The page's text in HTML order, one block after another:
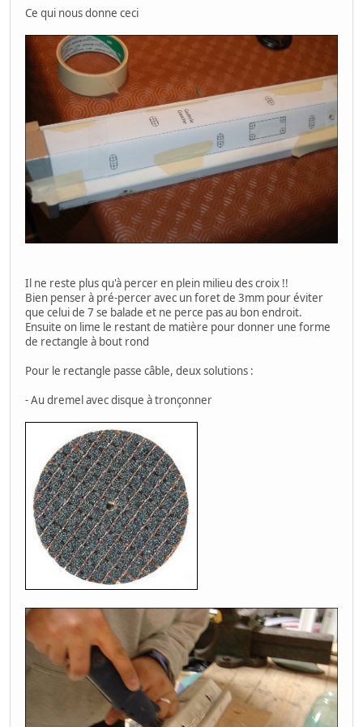
Ce qui nous donne ceci
Il ne reste plus qu'à percer en plein milieu des croix !!
Bien penser à pré-percer avec un foret de 3mm pour éviter
que celui de 7 se balade et ne perce pas au bon endroit.
Ensuite on lime le restant de matière pour donner une forme
de rectangle à bout rond
Pour le rectangle passe câble, deux solutions :
- Au dremel avec disque à tronçonner